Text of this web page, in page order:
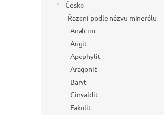
Česko
Řazení podle názvu minerálu
Analcim
Augit
Apophylit
Aragonit
Baryt
Cinvaldit
Fakolit